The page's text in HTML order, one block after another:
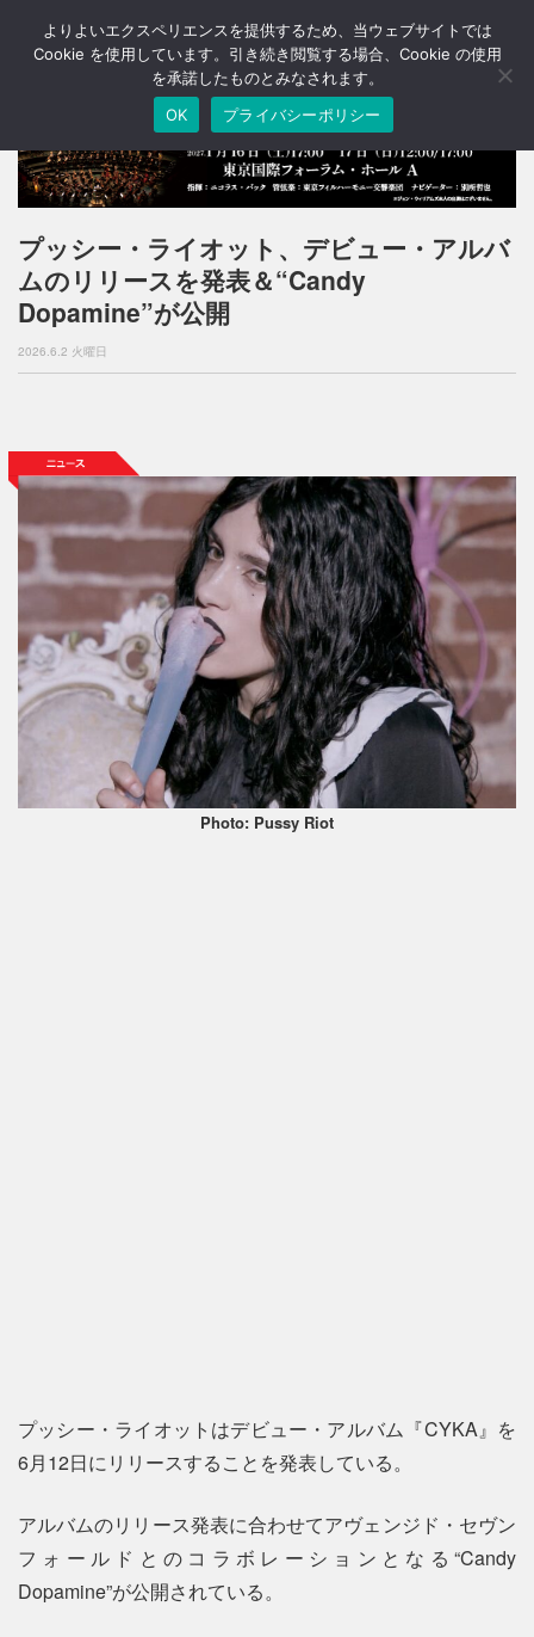
T
o
a
v
g
n
プッシー・ライオット、デビュー・アルバ
ムのリリースを発表＆“Candy
Dopamine”が公開
2026.6.2 火曜日
Photo: Pussy Riot
プッシー・ライオットはデビュー・アルバム『CYKA』を
6月12日にリリースすることを発表している。
アルバムのリリース発表に合わせてアヴェンジド・セヴン
フォールドとのコラボレーションとなる“Candy
Dopamine”が公開されている。
よりよいエクスペリエンスを提供するため、当ウェブサイトでは
Cookie を使用しています。引き続き閲覧する場合、Cookie の使用
を承諾したものとみなされます。
OK
プライバシーポリシー